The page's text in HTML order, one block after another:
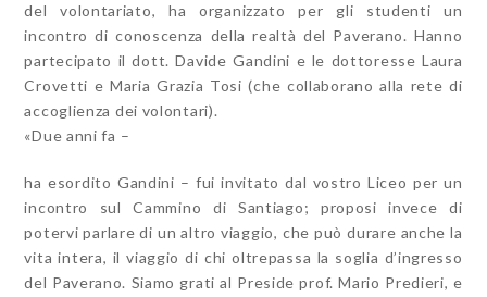
del volontariato, ha organizzato per gli studenti un
incontro di conoscenza della realtà del Paverano. Hanno
partecipato il dott. Davide Gandini e le dottoresse Laura
Crovetti e Maria Grazia Tosi (che collaborano alla rete di
accoglienza dei volontari).
«Due anni fa –
ha esordito Gandini – fui invitato dal vostro Liceo per un
incontro sul Cammino di Santiago; proposi invece di
potervi parlare di un altro viaggio, che può durare anche la
vita intera, il viaggio di chi oltrepassa la soglia d’ingresso
del Paverano. Siamo grati al Preside prof. Mario Predieri, e